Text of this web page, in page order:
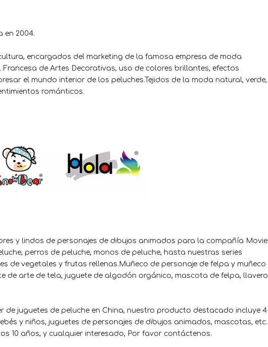
en 2004.
encargados del marketing de la famosa empresa de moda
de Artes Decorativas, uso de colores brillantes, efectos
el mundo interior de los peluches.Tejidos de la moda natural, verde,
románticos.
y lindos de personajes de dibujos animados para la compañía Movie
perros de peluche, monos de peluche, hasta nuestras series
de vegetales y frutas rellenas.Muñeco de personaje de felpa y muñeco
de arte de tela, juguete de algodón orgánico, mascota de felpa, llavero
de juguetes de peluche en China, nuestro producto destacado incluye 4
y niños, juguetes de personajes de dibujos animados, mascotas, etc.
10 años, y cualquier interesado, Por favor contáctenos.